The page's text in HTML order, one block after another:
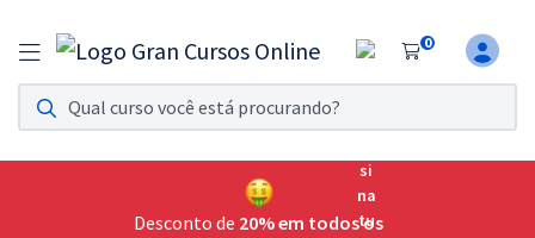
0
Assinatura Ilimitada 11
Acesso a todos os cursos. Teste grátis por 7 dias!
Assinatura OAB Até Passar
Acesso ilimitado a toda preparação para o Exame da
Desconto de 20% em todos os